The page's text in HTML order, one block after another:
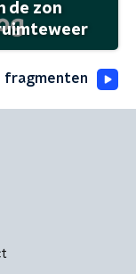
de zon
fragmenten